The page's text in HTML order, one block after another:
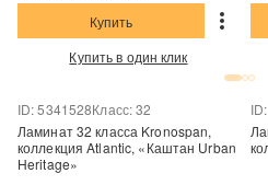
Купить
Купить в один клик
ID: 5341528Класс: 32
Ламинат 32 класса Kronospan,
коллекция Atlantic, «Каштан Urban
Heritage»